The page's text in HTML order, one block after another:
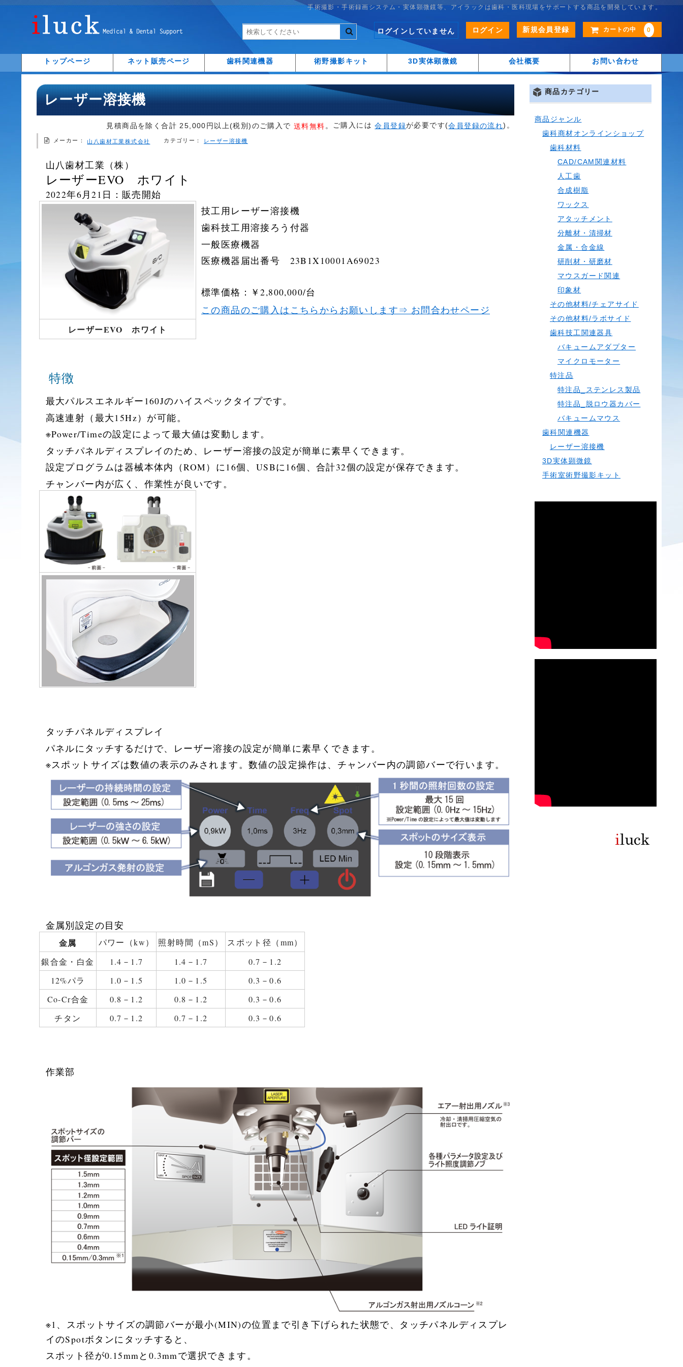
手術撮影・手術録画システム・実体顕微鏡等、アイラックは歯科・医科現場をサポートする商品を開発しています。
カートの中 0
ログインしていません ログイン 新規会員登録
トップページ ネット販売ページ 歯科関連機器 術野撮影キット 3D実体顕微鏡 会社概要 お問い合わせ
レーザー溶接機
見積商品を除く合計 25,000円以上(税別)のご購入で 送料無料 。 ご購入には会員登録が必要です(会員登録の流れ)。
メーカー：山八歯材工業株式会社 カテゴリー： レーザー溶接機
山八歯材工業（株）
レーザーEVO ホワイト
2022年6月21日：販売開始
レーザーEVO ホワイト
技工用レーザー溶接機
歯科技工用溶接ろう付器
一般医療機器
医療機器届出番号 23B1X10001A69023
標準価格：￥2,800,000/台
この商品のご購入はこちらからお願いします⇒ お問合わせページ
特徴
最大パルスエネルギー160Jのハイスペックタイプです。
高速連射（最大15Hz）が可能。
※Power/Timeの設定によって最大値は変動します。
タッチパネルディスプレイのため、レーザー溶接の設定が簡単に素早くできます。
設定プログラムは器械本体内（ROM）に16個、USBに16個、合計32個の設定が保存できます。
チャンバー内が広く、作業性が良いです。
タッチパネルディスプレイ
パネルにタッチするだけで、レーザー溶接の設定が簡単に素早くできます。
※スポットサイズは数値の表示のみされます。数値の設定操作は、チャンバー内の調節バーで行います。
金属別設定の目安
金属 パワー（kw） 照射時間（mS）
スポット径（mm）
銀合金・白金
1.4－1.7 1.4－1.7
0.7－1.2
12%パラ
1.0－1.5 1.0－1.5
0.3－0.6
Co-Cr合金
0.8－1.2 0.8－1.2
0.3－0.6
チタン
0.7－1.2 0.7－1.2 0.3－0.6
作業部
※1、スポットサイズの調節バーが最小(MIN)の位置まで引き下げられた状態で、タッチパネルディスプレ
イのSpotボタンにタッチすると、
スポット径が0.15mmと0.3mmで選択できます。
商品カテゴリー
商品ジャンル
歯科商材オンラインショップ
歯科材料
CAD/CAM関連材料
人工歯
合成樹脂
ワックス
アタッチメント
分離材・清掃材
金属・合金線
研削材・研磨材
マウスガード関連
印象材
その他材料/チェアサイド
その他材料/ラボサイド
歯科技工関連器具
バキュームアダプター
マイクロモーター
特注品
特注品_ステンレス製品
特注品_脱ロウ器カバー
バキュームマウス
歯科関連機器
レーザー溶接機
3D実体顕微鏡
手術室術野撮影キット